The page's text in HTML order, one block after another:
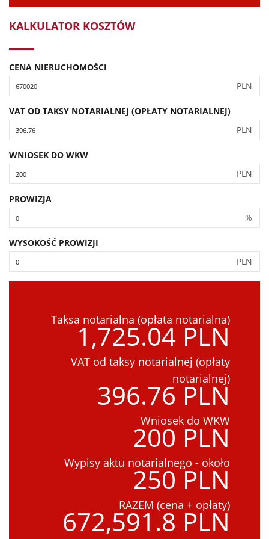
KALKULATOR KOSZTÓW
CENA NIERUCHOMOŚCI
PLN
VAT OD TAKSY NOTARIALNEJ (OPŁATY NOTARIALNEJ)
PLN
WNIOSEK DO WKW
PLN
PROWIZJA
%
WYSOKOŚĆ PROWIZJI
PLN
Taksa notarialna (opłata notarialna)
1,725.04 PLN
VAT od taksy notarialnej (opłaty
notarialnej)
396.76 PLN
Wniosek do WKW
200 PLN
Wypisy aktu notarialnego - około
250 PLN
RAZEM (cena + opłaty)
672,591.8 PLN